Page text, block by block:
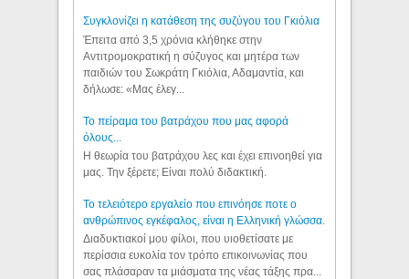
Συγκλονίζει η κατάθεση της συζύγου του Γκιόλια
Έπειτα από 3,5 χρόνια κλήθηκε στην
Αντιτρομοκρατική η σύζυγος και μητέρα των
παιδιών του Σωκράτη Γκιόλια, Αδαμαντία, και
δήλωσε: «Μας έλεγ...
Το πείραμα του βατράχου που μας αφορά
όλους...
Η θεωρία του βατράχου λες και έχει επινοηθεί για
μας. Την ξέρετε; Είναι πολύ διδακτική.
Το τελειότερο εργαλείο που επινόησε ποτε ο
ανθρώπινος εγκέφαλος, είναι η Ελληνική γλώσσα.
Διαδυκτιακοί μου φίλοι, που υιοθετίσατε με
περίσσια ευκολία τον τρόπο επικοινωνίας που
σας πλάσαραν τα μιάσματα της νέας τάξης πρα...